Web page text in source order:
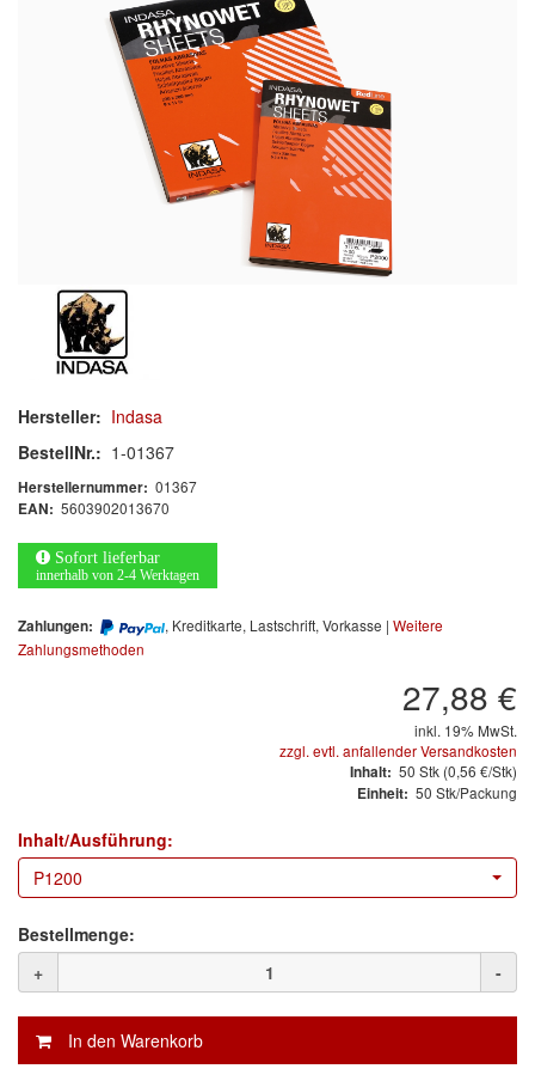
Schleif-Handpads
Zubehör/Hilfsmittel
Kleben & Beschichten
Polieren
Werkzeug & Maschinen
Reinigen
Arbeitsschutz
Luftfilter
Mischfarben
3M
(1)
E-D
(1)
EVERCOAT
Hersteller: Indasa
BestellNr.: 1-01367
Herstellernummer: 01367
EAN: 5603902013670
Sofort lieferbar
innerhalb von 2-4 Werktagen
Zahlungen: , Kreditkarte, Lastschrift, Vorkasse | Weitere
Zahlungsmethoden
27,88 €
inkl. 19% MwSt.
zzgl. evtl. anfallender Versandkosten
Inhalt: 50 Stk (0,56 €/Stk)
Einheit: 50 Stk/Packung
Inhalt/Ausführung:
P1200
Bestellmenge:
+
-